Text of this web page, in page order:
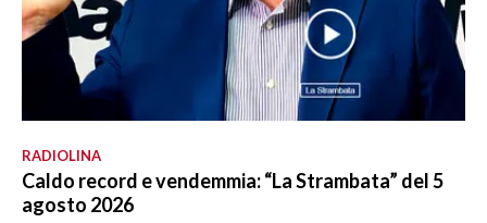
RADIOLINA
Caldo record e vendemmia: “La Strambata” del 5
agosto 2026